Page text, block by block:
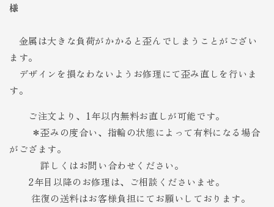
様
金属は大きな負荷がかかると歪んでしまうことがござい
ます。
デザインを損なわないようお修理にて歪み直しを行いま
す。
ご注文より、1年以内無料お直しが可能です。
＊歪みの度合い、指輪の状態によって有料になる場合
がござます。
詳しくはお問い合わせください。
2年目以降のお修理は、ご相談くださいませ。
往復の送料はお客様負担にてお願いしております。